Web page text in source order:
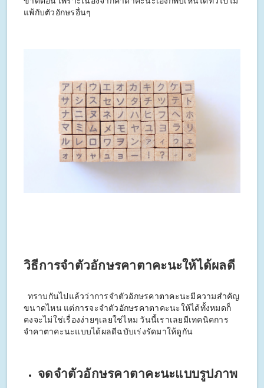
แพ้กับตัวอักษรอื่นๆ
วิธีการจำตัวอักษรคาตาคะนะให้ได้ผลดี
ทราบกันไปแล้วว่าการจำตัวอักษรคาตาคะนะมีความสำคัญ
ขนาดไหน แต่การจะจำตัวอักษรคาตาคะนะให้ได้ทั้งหมดก็
คงจะไม่ใช่เรื่องง่ายๆเลยใช่ไหม วันนี้เราเลยมีเทคนิคการ
จำคาตาคะนะแบบได้ผลดีฉบับเร่งรัดมาให้ดูกัน
จดจำตัวอักษรคาตาคะนะแบบรูปภาพ